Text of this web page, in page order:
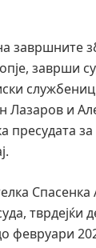
завршните
заврши
Лазаров и
пресудата
тврдејќи
февруари